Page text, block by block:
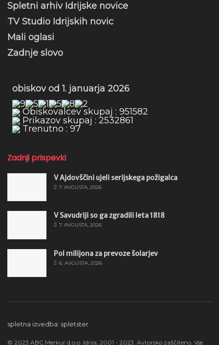
Spletni arhiv Idrijske novice
TV Studio Idrijskih novic
Mali oglasi
Zadnje slovo
obiskov od 1. januarja 2026
Obiskovalcev skupaj : 951582
Prikazov skupaj : 2532861
Trenutno : 97
Zadnji prispevki
V Ajdovščini ujeli serijskega požigalca
7. AVGUSTA, 2026
V Savudriji so ga zgradili leta 1818
7. AVGUSTA, 2026
Pol milijona za prevoze šolarjev
6. AVGUSTA, 2026
spletna izvedba: spletster
© 2023 ABC Merkur d.o.o. Idrija, 2001 - 2023. Avtorsko zaščiteno. Vse